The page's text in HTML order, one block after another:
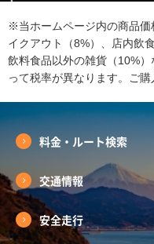
※当ホームページ内の商品価
イクアウト（8%）、店内飲
飲料食品以外の雑貨（10%
って税率が異なります。ご購
料金・ルート検索
交通情報
安全走行